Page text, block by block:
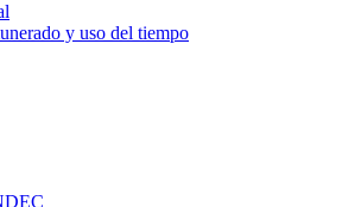
y uso del tiempo